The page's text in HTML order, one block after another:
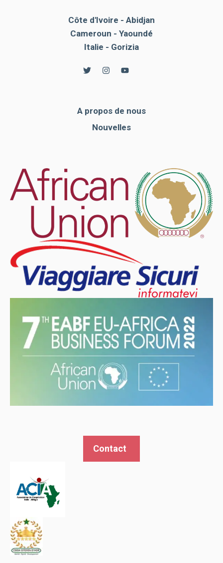
Côte d'Ivoire - Abidjan
Cameroun - Yaoundé
Italie - Gorizia
A propos de nous
Nouvelles
Contact